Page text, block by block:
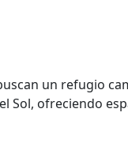
un refugio
Sol, ofreciendo